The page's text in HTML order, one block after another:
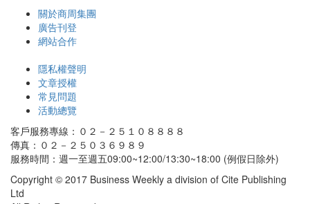
關於商周集團
廣告刊登
網站合作
隱私權聲明
文章授權
常見問題
活動總覽
客戶服務專線：０２－２５１０８８８８
傳真：０２－２５０３６９８９
服務時間：週一至週五09:00~12:00/13:30~18:00 (例假日除外)
Copyright © 2017 Business Weekly a division of Cite Publishing
Ltd